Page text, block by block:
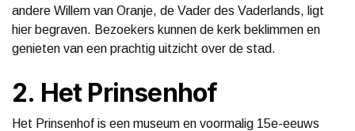
andere Willem van Oranje, de Vader des Vaderlands, ligt
hier begraven. Bezoekers kunnen de kerk beklimmen en
genieten van een prachtig uitzicht over de stad.
2. Het Prinsenhof
Het Prinsenhof is een museum en voormalig 15e-eeuws